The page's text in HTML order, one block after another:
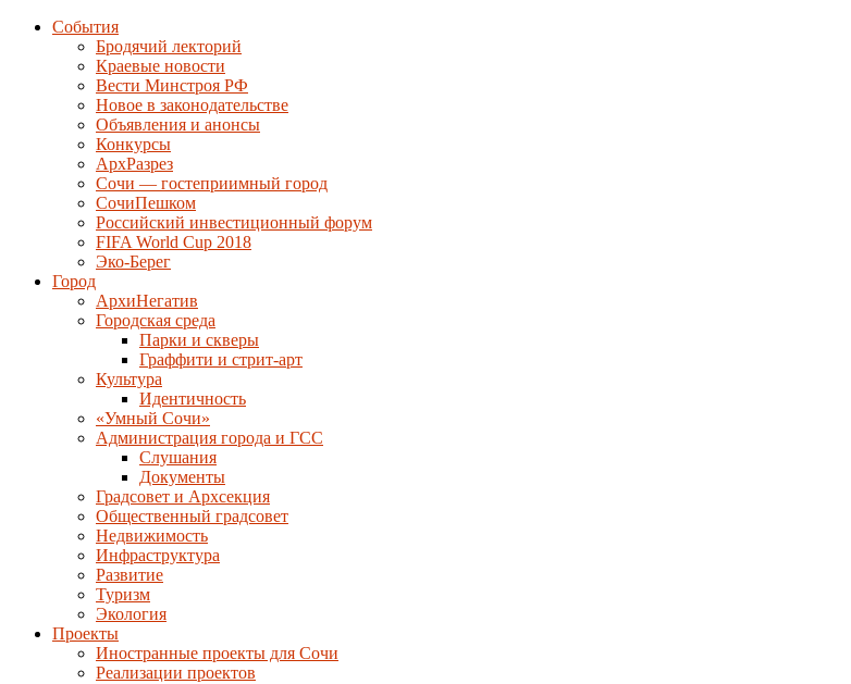
События
Бродячий лекторий
Краевые новости
Вести Минстроя РФ
Новое в законодательстве
Объявления и анонсы
Конкурсы
АрхРазрез
Сочи — гостеприимный город
СочиПешком
Российский инвестиционный форум
FIFA World Cup 2018
Эко-Берег
Город
АрхиНегатив
Городская среда
Парки и скверы
Граффити и стрит-арт
Культура
Идентичность
«Умный Сочи»
Администрация города и ГСС
Слушания
Документы
Градсовет и Архсекция
Общественный градсовет
Недвижимость
Инфраструктура
Развитие
Туризм
Экология
Проекты
Иностранные проекты для Сочи
Реализации проектов